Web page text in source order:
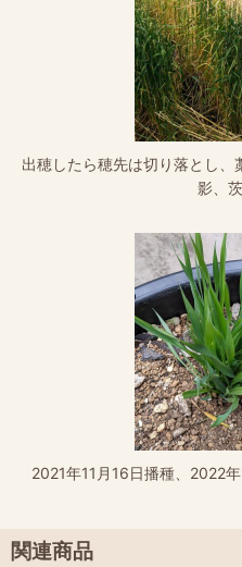
出穂したら穂先は切り落とし
影、
2021年11月16日播種、2022
関連商品